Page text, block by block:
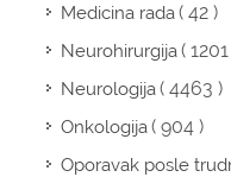
Medicina rada( 42 )
Neurohirurgija(
Neurologija( 4463 )
Onkologija( 904 )
Oporavak posle